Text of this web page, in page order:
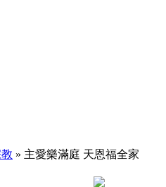
» 主愛樂滿庭 天恩福全家